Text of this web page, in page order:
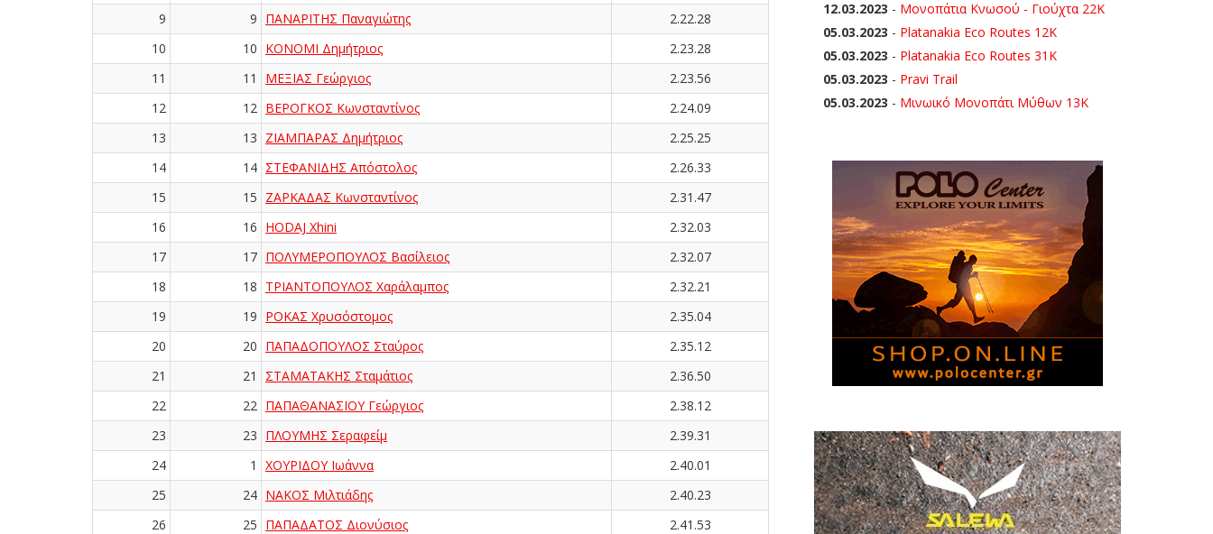
9
9 ΠΑΝΑΡΙΤΗΣ Παναγιώτης
2.22.28
10
10 ΚΟΝΟΜΙ Δημήτριος
2.23.28
11
11 ΜΕΞΙΑΣ Γεώργιος
2.23.56
12
12 ΒΕΡΟΓΚΟΣ Κωνσταντίνος
2.24.09
13
13 ΖΙΑΜΠΑΡΑΣ Δημήτριος
2.25.25
14
14 ΣΤΕΦΑΝΙΔΗΣ Απόστολος
2.26.33
15
15 ΖΑΡΚΑΔΑΣ Κωνσταντίνος
2.31.47
16
16 HODAJ Xhini
2.32.03
17
17 ΠΟΛΥΜΕΡΟΠΟΥΛΟΣ Βασίλειος
2.32.07
18
18 ΤΡΙΑΝΤΟΠΟΥΛΟΣ Χαράλαμπος
2.32.21
19
19 ΡΟΚΑΣ Χρυσόστομος
2.35.04
20
20 ΠΑΠΑΔΟΠΟΥΛΟΣ Σταύρος
2.35.12
21
21 ΣΤΑΜΑΤΑΚΗΣ Σταμάτιος
2.36.50
22
22 ΠΑΠΑΘΑΝΑΣΙΟΥ Γεώργιος
2.38.12
23
23 ΠΛΟΥΜΗΣ Σεραφείμ
2.39.31
24
1 ΧΟΥΡΙΔΟΥ Ιωάννα
2.40.01
25
24 ΝΑΚΟΣ Μιλτιάδης
2.40.23
26
25 ΠΑΠΑΔΑΤΟΣ Διονύσιος
2.41.53
12.03.2023 - Μονοπάτια Κνωσού - Γιούχτα 22Κ
05.03.2023 - Platanakia Eco Routes 12K
05.03.2023 - Platanakia Eco Routes 31K
05.03.2023 - Pravi Trail
05.03.2023 - Μινωικό Μονοπάτι Μύθων 13Κ